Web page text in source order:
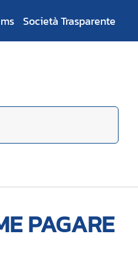
Società Trasparente
PAGARE